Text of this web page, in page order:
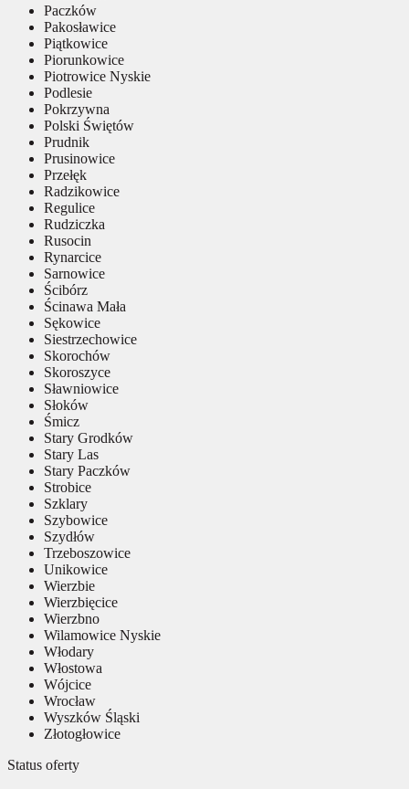
Paczków
Pakosławice
Piątkowice
Piorunkowice
Piotrowice Nyskie
Podlesie
Pokrzywna
Polski Świętów
Prudnik
Prusinowice
Przełęk
Radzikowice
Regulice
Rudziczka
Rusocin
Rynarcice
Sarnowice
Ścibórz
Ścinawa Mała
Sękowice
Siestrzechowice
Skorochów
Skoroszyce
Sławniowice
Słoków
Śmicz
Stary Grodków
Stary Las
Stary Paczków
Strobice
Szklary
Szybowice
Szydłów
Trzeboszowice
Unikowice
Wierzbie
Wierzbięcice
Wierzbno
Wilamowice Nyskie
Włodary
Włostowa
Wójcice
Wrocław
Wyszków Śląski
Złotogłowice
Status oferty